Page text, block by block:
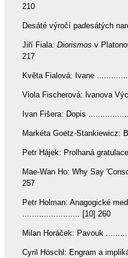
210
Desáté výročí padesátých
Jiří Fiala: Diorismos v
217
Květa Fialová: Ivane
Viola Fischerová: lvanova
Ivan Fišera: Dopis
Markéta Goetz-Stankiewicz:
Petr Hájek: Prolhaná
Mae-Wan Ho: Why Say
257
Petr Holman: Anagogické
........................ [10] 260
Milan Horáček: Pavouk
Cyril Höschl: Engram a